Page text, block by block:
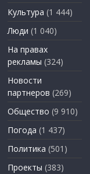
Культура (1 444)
Люди (1 040)
На правах
рекламы (324)
Новости
партнеров (269)
Общество (9 910)
Погода (1 437)
Политика (501)
Проекты (383)